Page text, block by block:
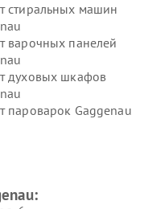
стиральных машин
варочных панелей
духовых шкафов
пароварок Gaggenau